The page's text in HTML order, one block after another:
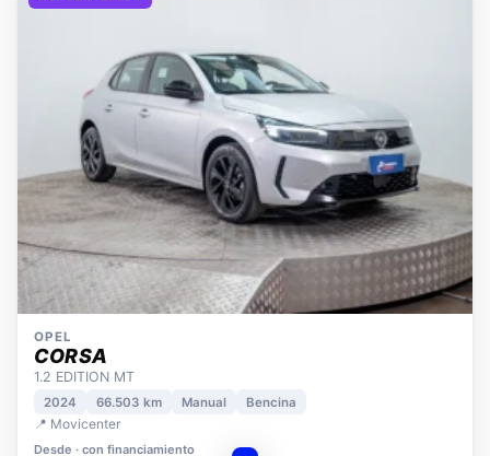
OPEL
CORSA
1.2 EDITION MT
2024 66.503 km
📍 Movicenter